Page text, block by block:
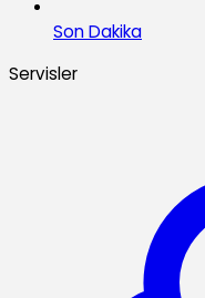
Son Dakika
Servisler